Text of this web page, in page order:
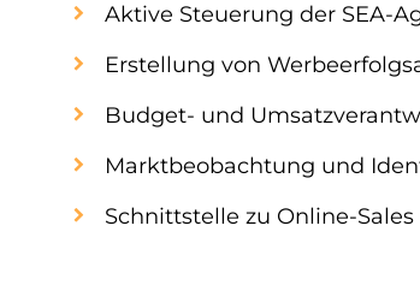
Aktive Steuerung der SEA-
Erstellung von
Budget- und
Marktbeobachtung und
Schnittstelle zu Online-